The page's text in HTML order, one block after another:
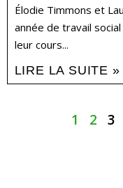
Élodie Timmons et
année de travail
leur cours...
LIRE LA SUITE »
1 2 3